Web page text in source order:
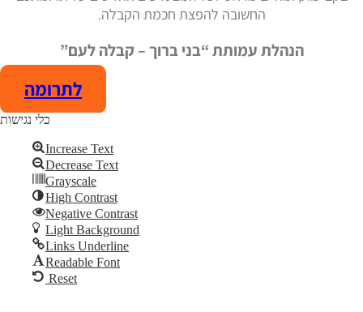
החשובה להפצת חכמת הקבלה.
הנהלת עמותת “בני ברוך – קבלה לעם”
לתרומה
Skip to content
Open toolbar
כלי נגישות
Increase Text
Decrease Text
Grayscale
High Contrast
Negative Contrast
Light Background
Links Underline
Readable Font
Reset